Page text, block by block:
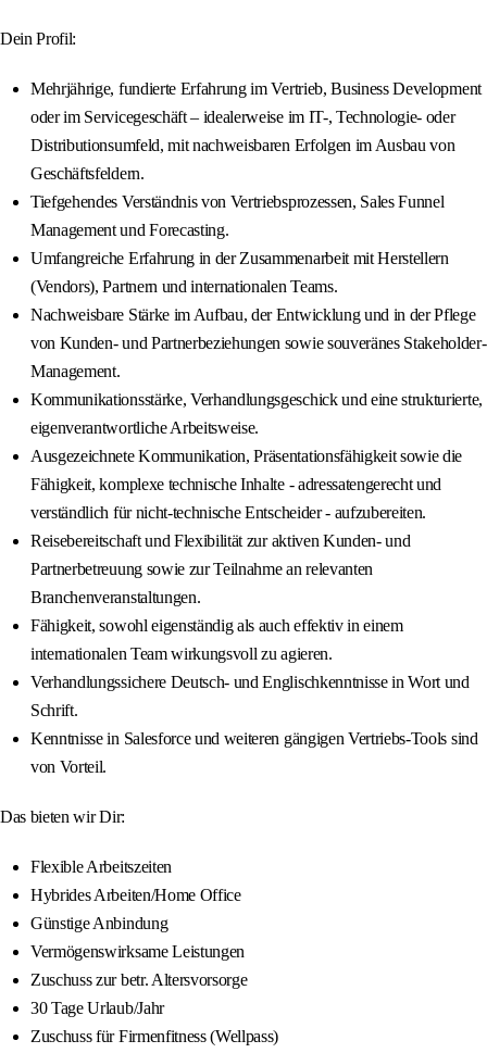
Dein Profil:
Mehrjährige, fundierte Erfahrung im Vertrieb, Business Development
oder im Servicegeschäft – idealerweise im IT-, Technologie- oder
Distributionsumfeld, mit nachweisbaren Erfolgen im Ausbau von
Geschäftsfeldern.
Tiefgehendes Verständnis von Vertriebsprozessen, Sales Funnel
Management und Forecasting.
Umfangreiche Erfahrung in der Zusammenarbeit mit Herstellern
(Vendors), Partnern und internationalen Teams.
Nachweisbare Stärke im Aufbau, der Entwicklung und in der Pflege
von Kunden- und Partnerbeziehungen sowie souveränes Stakeholder-
Management.
Kommunikationsstärke, Verhandlungsgeschick und eine strukturierte,
eigenverantwortliche Arbeitsweise.
Ausgezeichnete Kommunikation, Präsentationsfähigkeit sowie die
Fähigkeit, komplexe technische Inhalte - adressatengerecht und
verständlich für nicht-technische Entscheider - aufzubereiten.
Reisebereitschaft und Flexibilität zur aktiven Kunden- und
Partnerbetreuung sowie zur Teilnahme an relevanten
Branchenveranstaltungen.
Fähigkeit, sowohl eigenständig als auch effektiv in einem
internationalen Team wirkungsvoll zu agieren.
Verhandlungssichere Deutsch- und Englischkenntnisse in Wort und
Schrift.
Kenntnisse in Salesforce und weiteren gängigen Vertriebs-Tools sind
von Vorteil.
Das bieten wir Dir:
Flexible Arbeitszeiten
Hybrides Arbeiten/Home Office
Günstige Anbindung
Vermögenswirksame Leistungen
Zuschuss zur betr. Altersvorsorge
30 Tage Urlaub/Jahr
Zuschuss für Firmenfitness (Wellpass)